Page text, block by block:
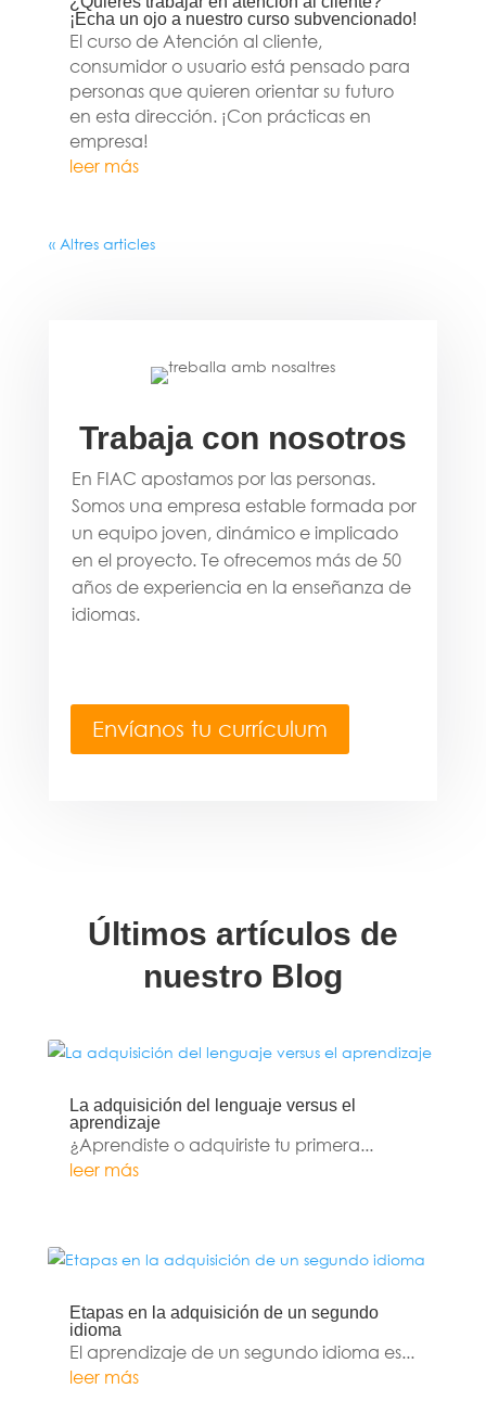
¡Echa un ojo a nuestro curso subvencionado!
El curso de Atención al cliente,
consumidor o usuario está pensado para
personas que quieren orientar su futuro
en esta dirección. ¡Con prácticas en
empresa!
leer más
« Altres articles
Trabaja con nosotros
En FIAC apostamos por las personas.
Somos una empresa estable formada por
un equipo joven, dinámico e implicado
en el proyecto. Te ofrecemos más de 50
años de experiencia en la enseñanza de
idiomas.
Envíanos tu currículum
Últimos artículos de
nuestro Blog
La adquisición del lenguaje versus el
aprendizaje
¿Aprendiste o adquiriste tu primera...
leer más
Etapas en la adquisición de un segundo
idioma
El aprendizaje de un segundo idioma es...
leer más